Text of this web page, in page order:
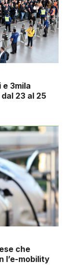
3mila
23 al 25
che
l’e-mobility